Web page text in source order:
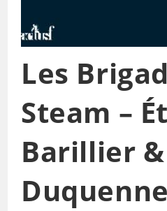
Les
Steam –
Barillier
Duquenne